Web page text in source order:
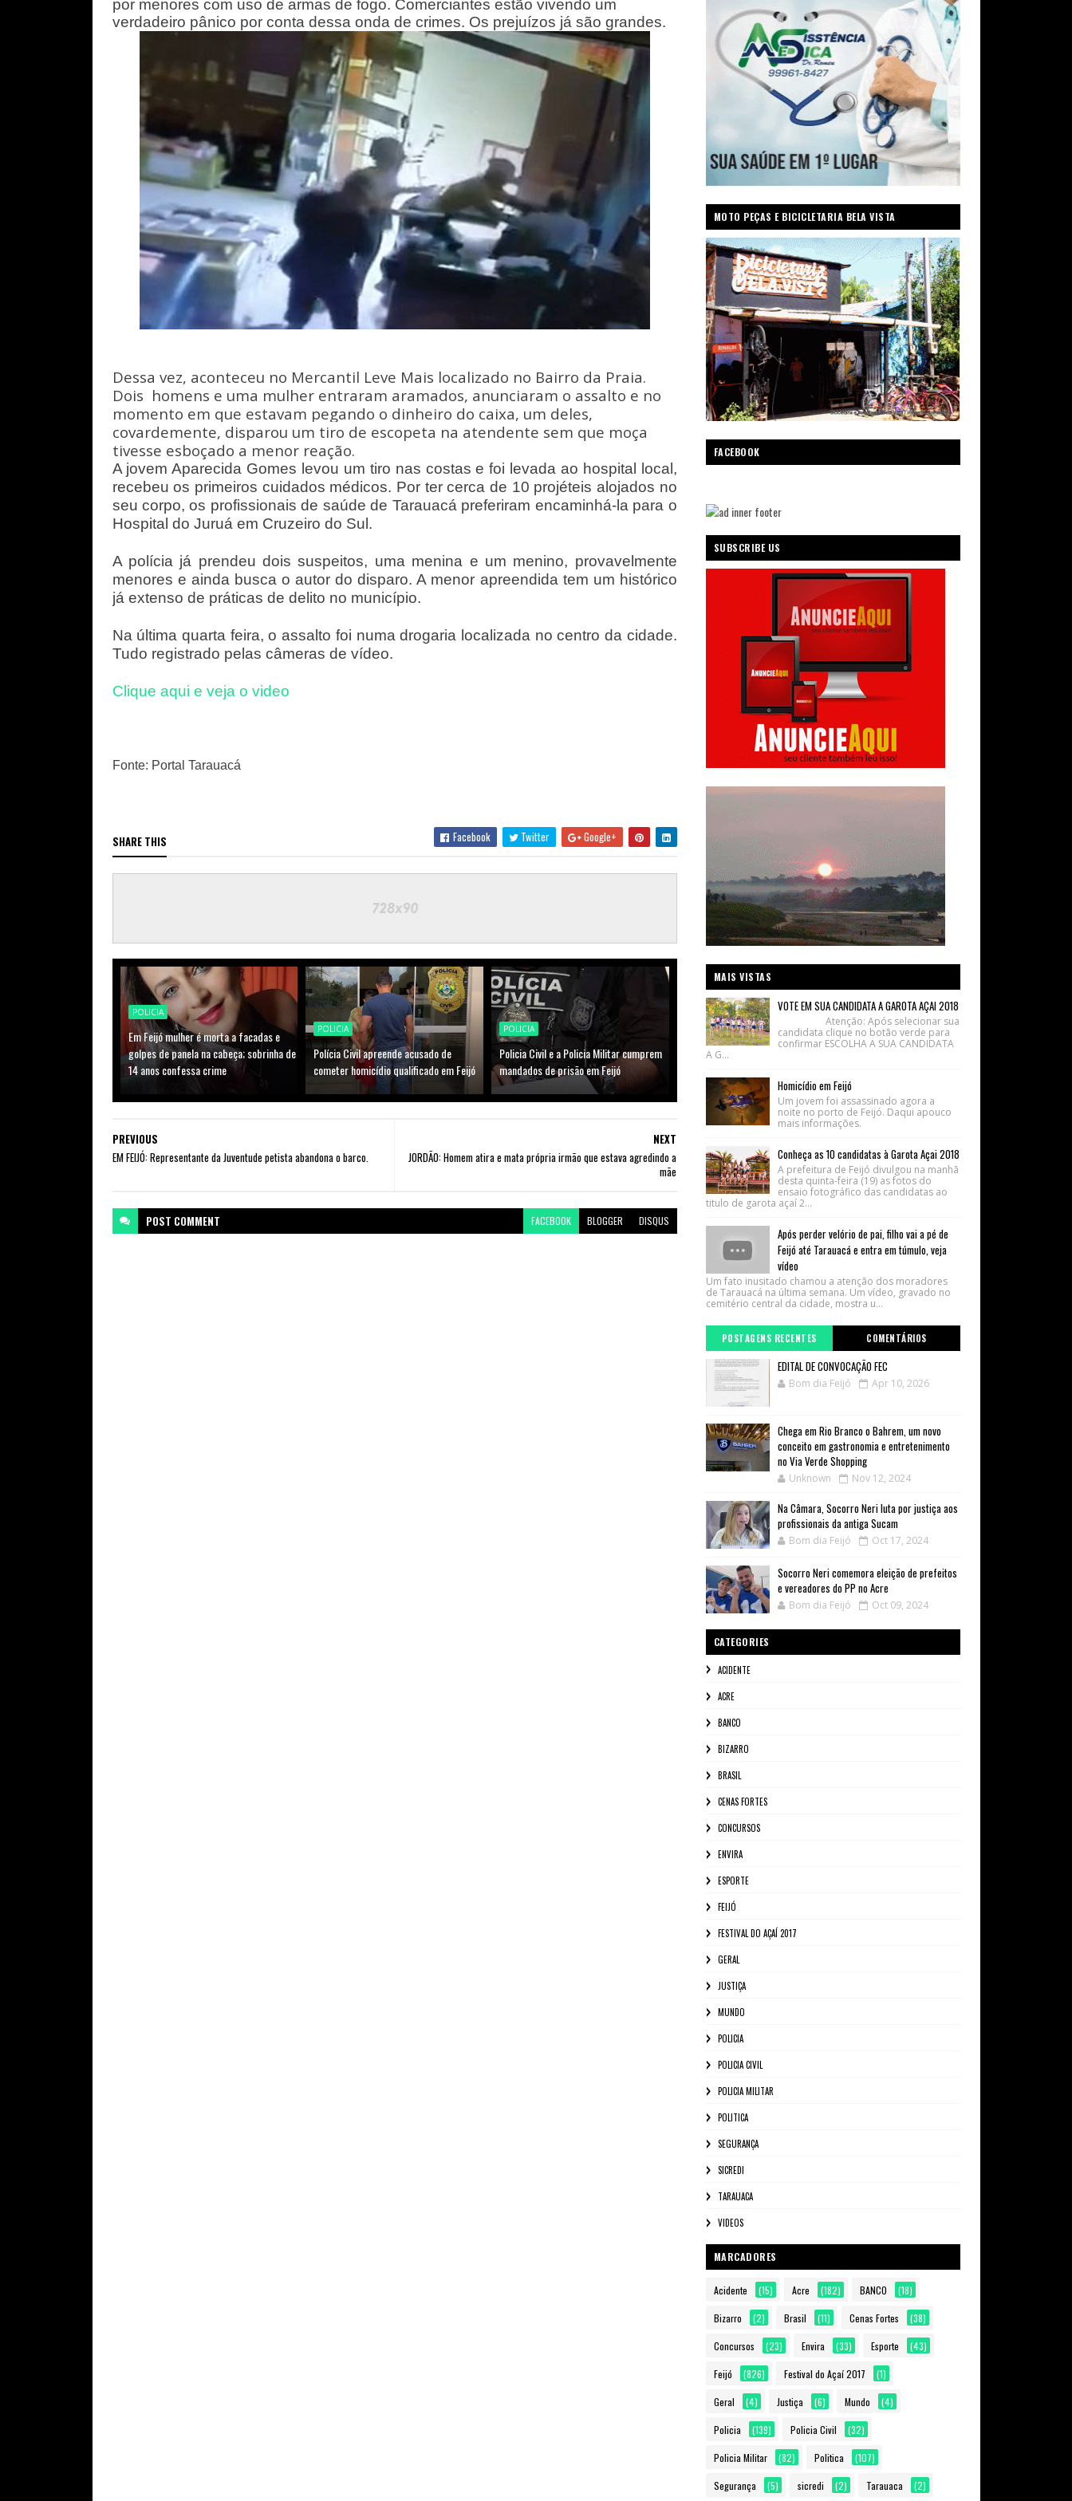
por menores com uso de armas de fogo. Comerciantes estão vivendo um
verdadeiro pânico por conta dessa onda de crimes. Os prejuízos já são grandes.
Dessa vez, aconteceu no Mercantil Leve Mais localizado no Bairro da Praia.
Dois homens e uma mulher entraram aramados, anunciaram o assalto e no
momento em que estavam pegando o dinheiro do caixa, um deles,
covardemente, disparou um tiro de escopeta na atendente sem que moça
tivesse esboçado a menor reação.
A jovem Aparecida Gomes levou um tiro nas costas e foi levada ao hospital local,
recebeu os primeiros cuidados médicos. Por ter cerca de 10 projéteis alojados no
seu corpo, os profissionais de saúde de Tarauacá preferiram encaminhá-la para o
Hospital do Juruá em Cruzeiro do Sul.
A polícia já prendeu dois suspeitos, uma menina e um menino, provavelmente
menores e ainda busca o autor do disparo. A menor apreendida tem um histórico
já extenso de práticas de delito no município.
Na última quarta feira, o assalto foi numa drogaria localizada no centro da cidade.
Tudo registrado pelas câmeras de vídeo.
Clique aqui e veja o video
Fonte: Portal Tarauacá
SHARE THIS Facebook Twitter Google+
POLICIA
Em Feijó mulher é morta a facadas e
golpes de panela na cabeça; sobrinha de
14 anos confessa crime
POLICIA
Polícia Civil apreende acusado de
cometer homicídio qualificado em Feijó
POLICIA
Policia Civil e a Policia Militar cumprem
mandados de prisão em Feijó
NEXT
JORDÃO: Homem atira e mata própria irmão que estava agredindo a
mãe
PREVIOUS
EM FEIJÓ: Representante da Juventude petista abandona o barco.
POST COMMENT FACEBOOK BLOGGER DISQUS
MOTO PEÇAS E BICICLETARIA BELA VISTA
FACEBOOK
SUBSCRIBE US
MAIS VISTAS
VOTE EM SUA CANDIDATA A GAROTA AÇAI 2018
Atenção: Após selecionar sua
candidata clique no botão verde para
confirmar ESCOLHA A SUA CANDIDATA
A G...
Homicídio em Feijó
Um jovem foi assassinado agora a
noite no porto de Feijó. Daqui apouco
mais informações.
Conheça as 10 candidatas à Garota Açai 2018
A prefeitura de Feijó divulgou na manhã
desta quinta-feira (19) as fotos do
ensaio fotográfico das candidatas ao
titulo de garota açaí 2...
Após perder velório de pai, filho vai a pé de
Feijó até Tarauacá e entra em túmulo, veja
vídeo
Um fato inusitado chamou a atenção dos moradores
de Tarauacá na última semana. Um vídeo, gravado no
cemitério central da cidade, mostra u...
POSTAGENS RECENTES COMENTÁRIOS
EDITAL DE CONVOCAÇÃO FEC
Bom dia Feijó Apr 10, 2026
Chega em Rio Branco o Bahrem, um novo
conceito em gastronomia e entretenimento
no Via Verde Shopping
Unknown Nov 12, 2024
Na Câmara, Socorro Neri luta por justiça aos
profissionais da antiga Sucam
Bom dia Feijó Oct 17, 2024
Socorro Neri comemora eleição de prefeitos
e vereadores do PP no Acre
Bom dia Feijó Oct 09, 2024
CATEGORIES
ACIDENTE
ACRE
BANCO
BIZARRO
BRASIL
CENAS FORTES
CONCURSOS
ENVIRA
ESPORTE
FEIJÓ
FESTIVAL DO AÇAÍ 2017
GERAL
JUSTIÇA
MUNDO
POLICIA
POLICIA CIVIL
POLICIA MILITAR
POLITICA
SEGURANÇA
SICREDI
TARAUACA
VIDEOS
MARCADORES
Acidente (15) Acre (182) BANCO (18)
Bizarro (2) Brasil (11) Cenas Fortes (38)
Concursos (23) Envira (33) Esporte (43)
Feijó (826) Festival do Açaí 2017 (1)
Geral (4) Justiça (6) Mundo (4)
Policia (139) Policia Civil (32)
Policia Militar (82) Politica (107)
Segurança (5) sicredi (2) Tarauaca (2)